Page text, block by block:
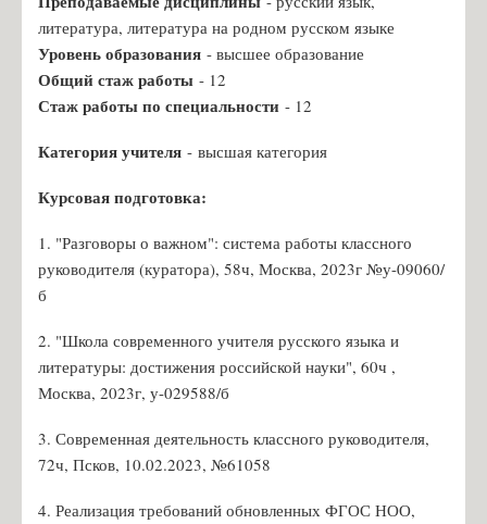
Чернявская К.А., учитель русского языка
Новик Ю.Ю., учитель русского языка
Удальцова М.Д., учитель русского языка
Криворученко Д.А., учитель истории
Тиханова С.С., учитель биологии
Ермолаев А.Я., учитель физики
Егоров И.А., учитель физической культуры
Кожевникова Е.А., воспитатель ГПД
Платонова О.С, учитель математики
Косаржевская К.С., учитель информатики
Денисевич Т.А. - учитель английского и немецкого языка
Список учителей МБОУ СОШ №18
литература, литература на родном русском языке
Уровень образования - высшее образование
Общий стаж работы - 12
Стаж работы по специальности - 12
Категория учителя - высшая категория
Курсовая подготовка:
1. "Разговоры о важном": система работы классного
руководителя (куратора), 58ч, Москва, 2023г №у-09060/
б
2. "Школа современного учителя русского языка и
литературы: достижения российской науки", 60ч ,
Москва, 2023г, у-029588/б
3. Современная деятельность классного руководителя,
72ч, Псков, 10.02.2023, №61058
4. Реализация требований обновленных ФГОС НОО,